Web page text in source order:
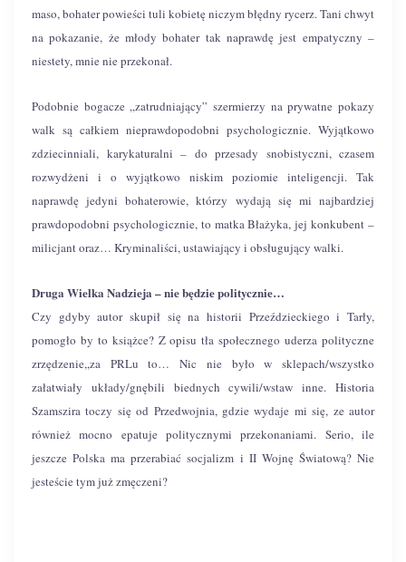
maso, bohater powieści tuli kobietę niczym błędny rycerz. Tani chwyt
na pokazanie, że młody bohater tak naprawdę jest empatyczny –
niestety, mnie nie przekonał.
Podobnie bogacze „zatrudniający” szermierzy na prywatne pokazy
walk są całkiem nieprawdopodobni psychologicznie. Wyjątkowo
zdziecinniali, karykaturalni – do przesady snobistyczni, czasem
rozwydżeni i o wyjątkowo niskim poziomie inteligencji. Tak
naprawdę jedyni bohaterowie, którzy wydają się mi najbardziej
prawdopodobni psychologicznie, to matka Błażyka, jej konkubent –
milicjant oraz… Kryminaliści, ustawiający i obsługujący walki.
Druga Wielka Nadzieja – nie będzie politycznie…
Czy gdyby autor skupił się na historii Przeździeckiego i Tarły,
pomogło by to książce? Z opisu tła społecznego uderza polityczne
zrzędzenie,,za PRLu to… Nic nie było w sklepach/wszystko
załatwiały układy/gnębili biednych cywili/wstaw inne. Historia
Szamszira toczy się od Przedwojnia, gdzie wydaje mi się, ze autor
również mocno epatuje politycznymi przekonaniami. Serio, ile
jeszcze Polska ma przerabiać socjalizm i II Wojnę Światową? Nie
jesteście tym już zmęczeni?